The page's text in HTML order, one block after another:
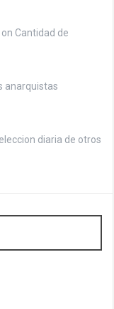
Cantidad de
anarquistas
diaria de otros